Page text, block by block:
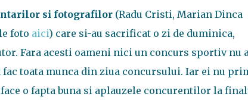
si fotografilor(Radu Cristi, Marian Dinca
foto aici) care si-au sacrificat o zi de duminica,
Fara acesti oameni nici un concurs sportiv nu
fac toata munca din ziua concursului. Iar ei nu
o fapta buna si aplauzele concurentilor la